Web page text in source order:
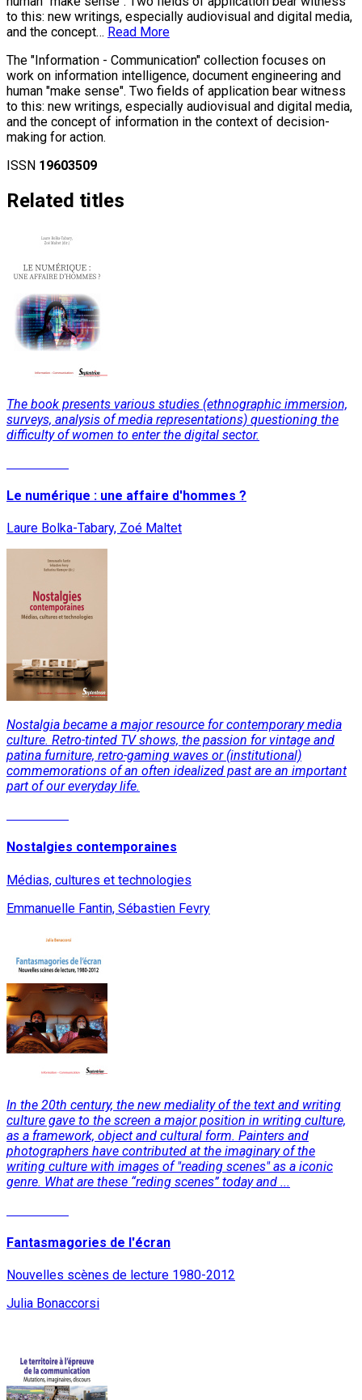
to this: new writings, especially audiovisual and digital media,
and the concept… Read More
The "Information - Communication" collection focuses on
work on information intelligence, document engineering and
human "make sense". Two fields of application bear witness
to this: new writings, especially audiovisual and digital media,
and the concept of information in the context of decision-
making for action.
ISSN 19603509
Related titles
The book presents various studies (ethnographic immersion,
surveys, analysis of media representations) questioning the
difficulty of women to enter the digital sector.
Le numérique : une affaire d'hommes ?
Laure Bolka-Tabary, Zoé Maltet
Nostalgia became a major resource for contemporary media
culture. Retro-tinted TV shows, the passion for vintage and
patina furniture, retro-gaming waves or (institutional)
commemorations of an often idealized past are an important
part of our everyday life.
Nostalgies contemporaines
Médias, cultures et technologies
Emmanuelle Fantin, Sébastien Fevry
In the 20th century, the new mediality of the text and writing
culture gave to the screen a major position in writing culture,
as a framework, object and cultural form. Painters and
photographers have contributed at the imaginary of the
writing culture with images of "reading scenes" as a iconic
genre. What are these “reding scenes” today and ...
Fantasmagories de l'écran
Nouvelles scènes de lecture 1980-2012
Julia Bonaccorsi